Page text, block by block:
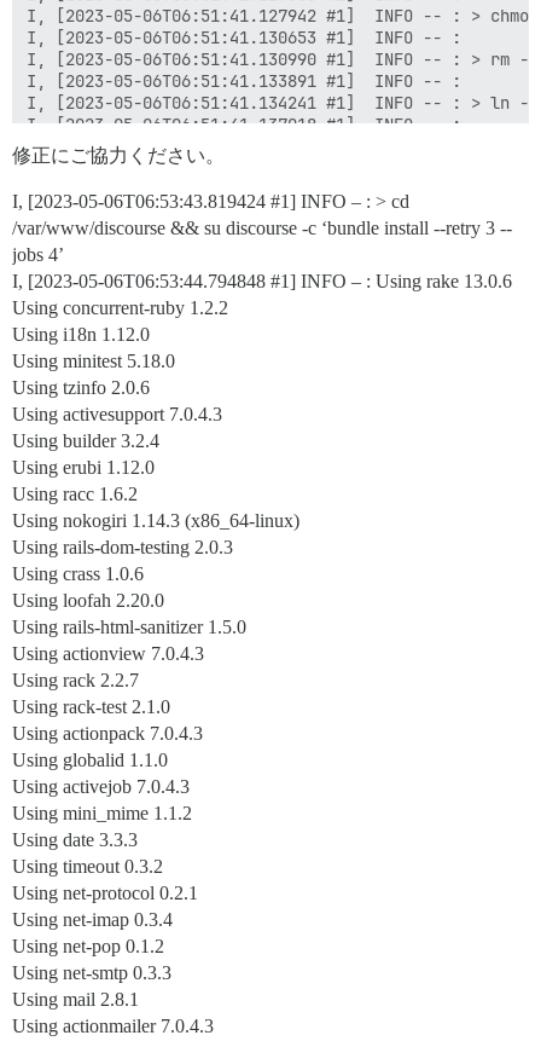
修正にご協力ください。
I, [2023-05-06T06:53:43.819424 #1] INFO – : > cd
/var/www/discourse && su discourse -c ‘bundle install --retry 3 --
jobs 4’
I, [2023-05-06T06:53:44.794848 #1] INFO – : Using rake 13.0.6
Using concurrent-ruby 1.2.2
Using i18n 1.12.0
Using minitest 5.18.0
Using tzinfo 2.0.6
Using activesupport 7.0.4.3
Using builder 3.2.4
Using erubi 1.12.0
Using racc 1.6.2
Using nokogiri 1.14.3 (x86_64-linux)
Using rails-dom-testing 2.0.3
Using crass 1.0.6
Using loofah 2.20.0
Using rails-html-sanitizer 1.5.0
Using actionview 7.0.4.3
Using rack 2.2.7
Using rack-test 2.1.0
Using actionpack 7.0.4.3
Using globalid 1.1.0
Using activejob 7.0.4.3
Using mini_mime 1.1.2
Using date 3.3.3
Using timeout 0.3.2
Using net-protocol 0.2.1
Using net-imap 0.3.4
Using net-pop 0.1.2
Using net-smtp 0.3.3
Using mail 2.8.1
Using actionmailer 7.0.4.3